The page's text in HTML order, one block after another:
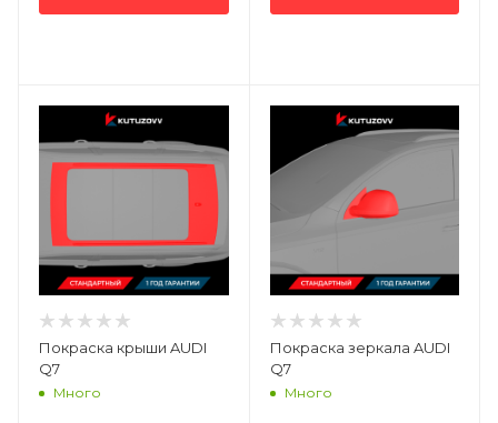
Покраска крыши AUDI
Q7
Много
Покраска зеркала AUDI
Q7
Много